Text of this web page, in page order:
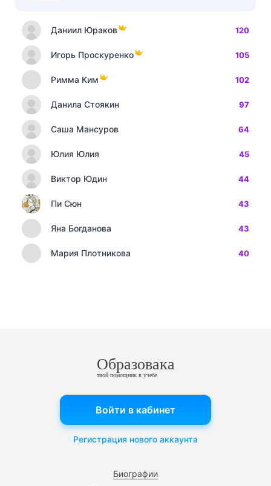
Даниил Юраков 120
Игорь Проскуренко 105
Римма Ким 102
Данила Стоякин 97
Саша Мансуров 64
Юлия Юлия 45
Виктор Юдин 44
Пи Сюн 43
Яна Богданова 43
Мария Плотникова 40
Образовака
твой помощник в учебе
Биографии
Войти в кабинет
Регистрация нового аккаунта